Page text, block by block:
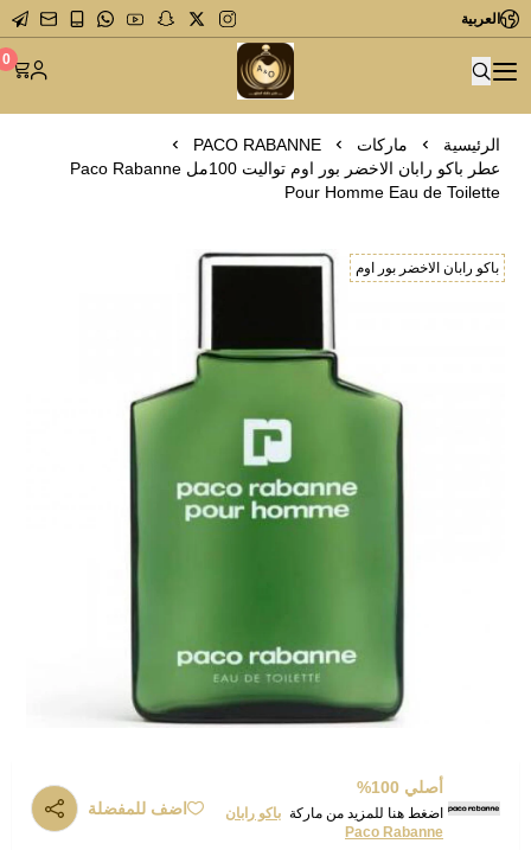
العربية
متجر عاشق العطور 0
الرئيسية ماركات
PACO RABANNE
عطر باكو رابان الاخضر بور اوم تواليت 100مل Paco Rabanne
Pour Homme Eau de Toilette
باكو رابان الاخضر بور اوم
أصلي 100%
اضغط هنا للمزيد من ماركة باكو رابان
Paco Rabanne
اضف للمفضلة